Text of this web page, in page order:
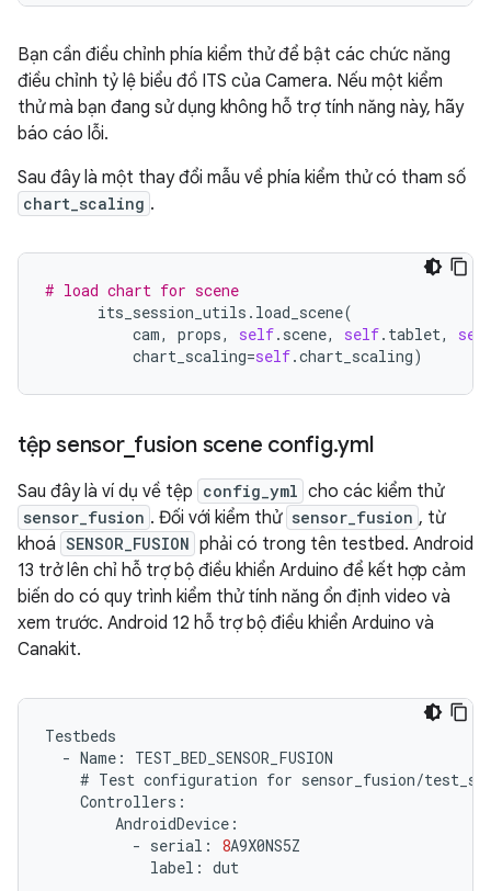
Bạn cần điều chỉnh phía kiểm thử để bật các chức năng
điều chỉnh tỷ lệ biểu đồ ITS của Camera. Nếu một kiểm
thử mà bạn đang sử dụng không hỗ trợ tính năng này, hãy
báo cáo lỗi.
Sau đây là một thay đổi mẫu về phía kiểm thử có tham số
chart_scaling .
# load chart for scene
its_session_utils . load_scene(
cam, props, self. scene, self. tablet,
chart_scaling=self.chart_scaling)
tệp sensor_ fusion scene config.yml
Sau đây là ví dụ về tệp config_yml cho các kiểm thử
sensor_fusion . Đối với kiểm thử sensor_fusion , từ
khoá SENSOR_FUSION phải có trong tên testbed. Android
13 trở lên chỉ hỗ trợ bộ điều khiển Arduino để kết hợp cảm
biến do có quy trình kiểm thử tính năng ổn định video và
xem trước. Android 12 hỗ trợ bộ điều khiển Arduino và
Canakit.
Testbeds
- Name :
TEST_BED_SENSOR_FUSION
# Test configuration for sensor_fusion/
Controllers :
AndroidDevice :
- serial : 8A9X0NS5Z
label : dut